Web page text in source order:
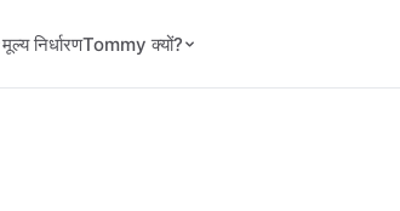
मूल्य निर्धारणTommy क्यों?